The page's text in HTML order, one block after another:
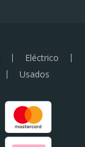
Eléctrico
Usados